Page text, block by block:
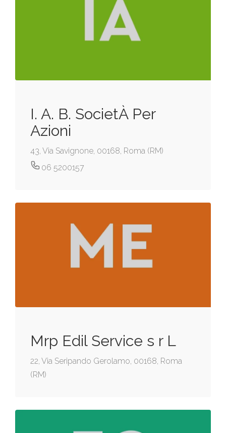
I. A. B. SocietÀ Per
Azioni
43, Via Savignone, 00168, Roma (RM)
06 5200157
Mrp Edil Service s r L
22, Via Seripando Gerolamo, 00168, Roma
(RM)